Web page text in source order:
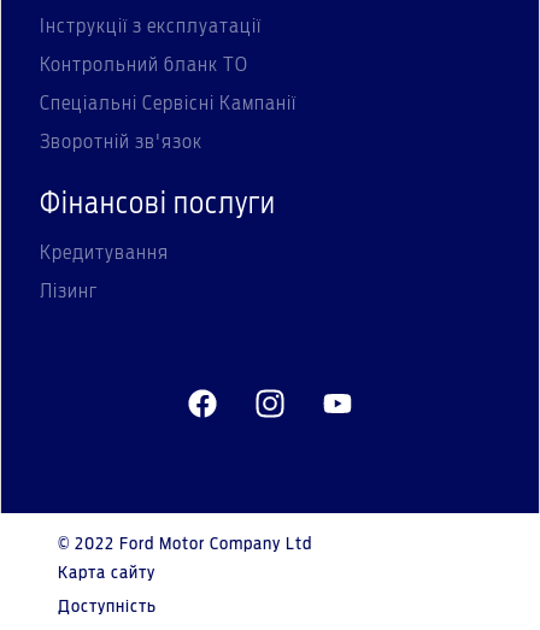
Інструкції з експлуатації
Контрольний бланк ТО
Спеціальні Сервісні Кампанії
Зворотній зв'язок
Фінансові послуги
Кредитування
Лізинг
© 2022 Ford Motor Company Ltd
Карта сайту
Доступність